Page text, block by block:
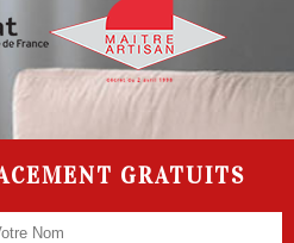
GRATUITS